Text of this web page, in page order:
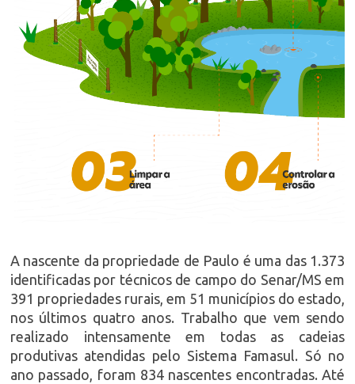
A nascente da propriedade de Paulo é uma das 1.373
identificadas por técnicos de campo do Senar/MS em
391 propriedades rurais, em 51 municípios do estado,
nos últimos quatro anos. Trabalho que vem sendo
realizado intensamente em todas as cadeias
produtivas atendidas pelo Sistema Famasul. Só no
ano passado, foram 834 nascentes encontradas. Até